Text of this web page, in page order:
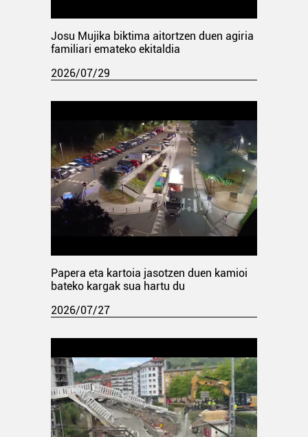
Josu Mujika biktima aitortzen duen agiria
familiari emateko ekitaldia
2026/07/29
Papera eta kartoia jasotzen duen kamioi
bateko kargak sua hartu du
2026/07/27